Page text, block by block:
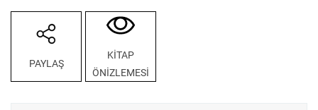
kaleme aldığı makalelerle temellendiriliyor ve askerî yeniliğin
Türkiye’deki tarihinden olumlu-olumsuz örneklerle somutlaştırılıyor.
Barış Ateş’in editörlüğünde hazırlanan ve ilk olarak İngilizce’de
yayımlanan eser VakıfBank Kültür Yayınları aracılığıyla Türk
okuruyla buluşuyor.
PAYLAŞ
KİTAP
ÖNİZLEMESİ